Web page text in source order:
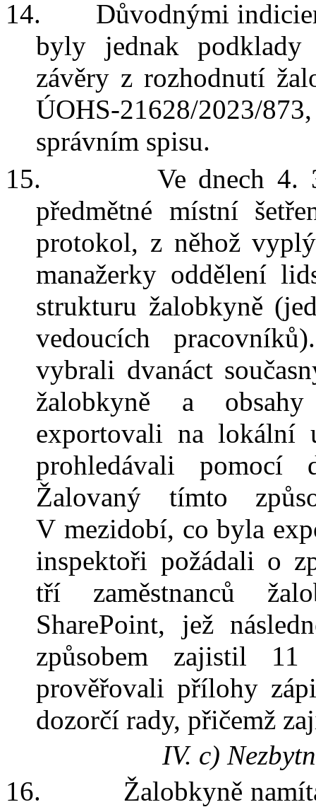
14.
Důvodnými
byly jednak podklady
závěry z rozhodnutí
ÚOHS-21628/2023/
správním spisu.
15.
Ve dnech 4.
předmětné místní
protokol, z něhož
manažerky oddělení
strukturu žalobkyně
vedoucích
vybrali dvanáct
žalobkyně a
exportovali na lokální
prohledávali pomocí
Žalovaný tímto
V mezidobí, co byla
inspektoři požádali o
tří zaměstnanců
SharePoint, jež
způsobem zajistil 11
prověřovali přílohy
dozorčí rady, přičemž
IV. c)
16.
Žalobkyně